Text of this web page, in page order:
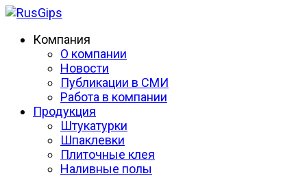
Компания
О компании
Новости
Публикации в СМИ
Работа в компании
Продукция
Штукатурки
Шпаклевки
Плиточные клея
Наливные полы